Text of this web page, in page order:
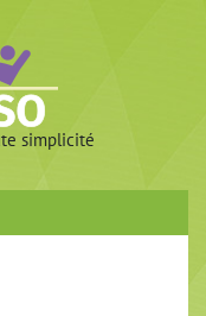
simplicité